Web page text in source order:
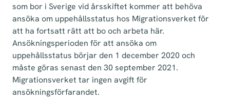
som bor i Sverige vid årsskiftet kommer att behöva
ansöka om uppehållsstatus hos Migrationsverket för
att ha fortsatt rätt att bo och arbeta här.
Ansökningsperioden för att ansöka om
uppehållsstatus börjar den 1 december 2020 och
måste göras senast den 30 september 2021.
Migrationsverket tar ingen avgift för
ansökningsförfarandet.